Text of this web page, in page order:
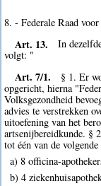
8. - Federale Raad
Art. 13.
In
volgt: "
Art. 7/1.
§ 1. Er
opgericht, hierna
Volksgezondheid
advies te verstrekken
uitoefening van het
artsenijbereidkunde. §
tot één van de
a) 8 officina-
b) 4